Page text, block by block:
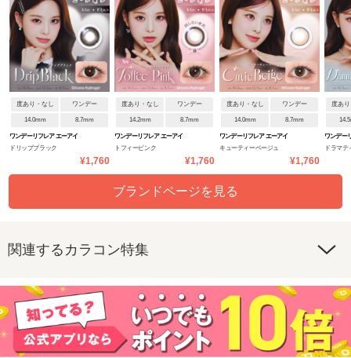
度あり・なし ワンデー
14.0mm 8.7mm
ワンデーリフレア エーアイ
ドリップブラック
¥1,760
度あり・なし ワンデー
14.2mm 8.7mm
ワンデーリフレア エーアイ
トフィーピンク
¥1,760
度あり・なし ワンデー
14.0mm 8.7mm
ワンデーリフレア エーアイ
キューティーベージュ
¥1,760
度あ
ワンデー
ドラマテ
ブランドページを見る
関連するカラコン特集